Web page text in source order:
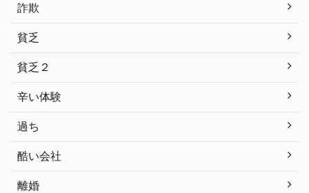
詐欺
貧乏
貧乏２
辛い体験
過ち
酷い会社
離婚